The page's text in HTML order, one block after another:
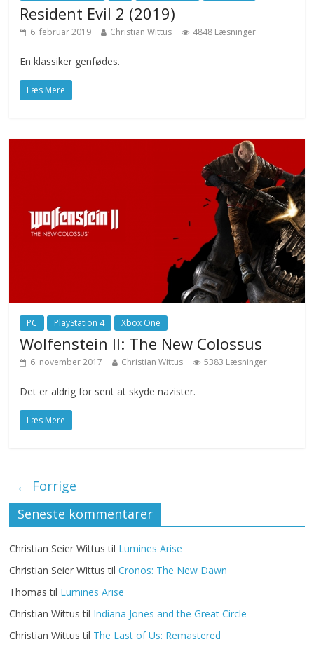
Resident Evil 2 (2019)
6. februar 2019 Christian Wittus 4848 Læsninger
En klassiker genfødes.
Læs Mere
PC PlayStation 4 Xbox One
Wolfenstein II: The New Colossus
6. november 2017 Christian Wittus 5383 Læsninger
Det er aldrig for sent at skyde nazister.
Læs Mere
← Forrige
Seneste kommentarer
Christian Seier Wittus til Lumines Arise
Christian Seier Wittus tilCronos: The New Dawn
Thomas til Lumines Arise
Christian Wittus til Indiana Jones and the Great Circle
Christian Wittus til The Last of Us: Remastered